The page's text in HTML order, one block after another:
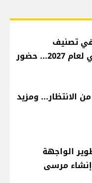
في تصنيف
UNIRANKS العالمي لعام 2027... حضور
الانتظار... ومزيد
الواجهة
مرسى